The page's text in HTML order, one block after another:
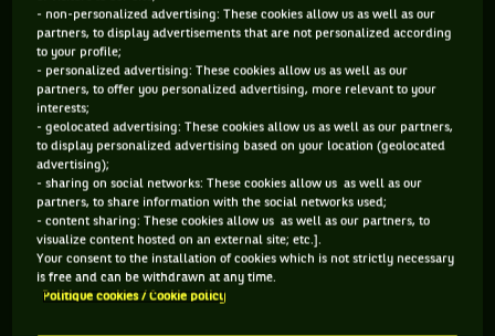
L’homme aux lunettes jaunes a dénoncé les trouble-fêtes
auprès de l’arbitre qui s’est empressé de les faire sortir du
cours. Explications du cafteur : « Il y avait ces deux mecs
dans le coin qui n'arrêtaient pas de rigoler et de persifler. Ils
n'étaient pas là pour regarder du tennis - ils ne devaient
même pas savoir qui jouait - mais pour prendre la pose. A un
moment j'étais sur le point de servir lorsque l'un des deux a
commencé à crier et à appeler quelqu'un dans les tribunes. Je
suis allé voir l'arbitre et il les a virés ».
- non-personalized advertising: These cookies allow us as well as our
partners, to display advertisements that are not personalized according
to your profile;
- personalized advertising: These cookies allow us as well as our
partners, to offer you personalized advertising, more relevant to your
interests;
- geolocated advertising: These cookies allow us as well as our partners,
to display personalized advertising based on your location (geolocated
advertising);
- sharing on social networks: These cookies allow us as well as our
partners, to share information with the social networks used;
- content sharing: These cookies allow us as well as our partners, to
visualize content hosted on an external site; etc.].
Your consent to the installation of cookies which is not strictly necessary
is free and can be withdrawn at any time.
Politique cookies / Cookie policy